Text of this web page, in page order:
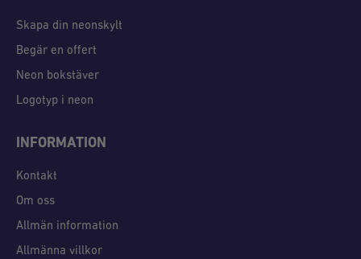
Skapa din neonskylt
Begär en offert
Neon bokstäver
Logotyp i neon
INFORMATION
Kontakt
Om oss
Allmän information
Allmänna villkor